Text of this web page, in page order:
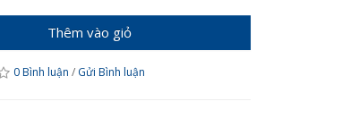
Thêm vào giỏ
0 Bình luận / Gửi Bình luận